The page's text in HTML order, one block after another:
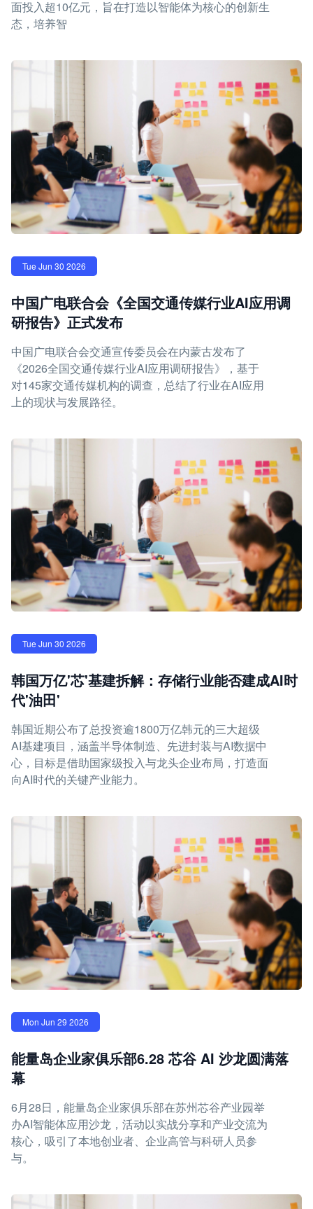
面投入超10亿元，旨在打造以智能体为核心的创新生
态，培养智
Tue Jun 30 2026
中国广电联合会《全国交通传媒行业AI应用调
研报告》正式发布
中国广电联合会交通宣传委员会在内蒙古发布了
《2026全国交通传媒行业AI应用调研报告》，基于
对145家交通传媒机构的调查，总结了行业在AI应用
上的现状与发展路径。
Tue Jun 30 2026
韩国万亿'芯'基建拆解：存储行业能否建成AI时
代'油田'
韩国近期公布了总投资逾1800万亿韩元的三大超级
AI基建项目，涵盖半导体制造、先进封装与AI数据中
心，目标是借助国家级投入与龙头企业布局，打造面
向AI时代的关键产业能力。
Mon Jun 29 2026
能量岛企业家俱乐部6.28 芯谷 AI 沙龙圆满落
幕
6月28日，能量岛企业家俱乐部在苏州芯谷产业园举
办AI智能体应用沙龙，活动以实战分享和产业交流为
核心，吸引了本地创业者、企业高管与科研人员参
与。